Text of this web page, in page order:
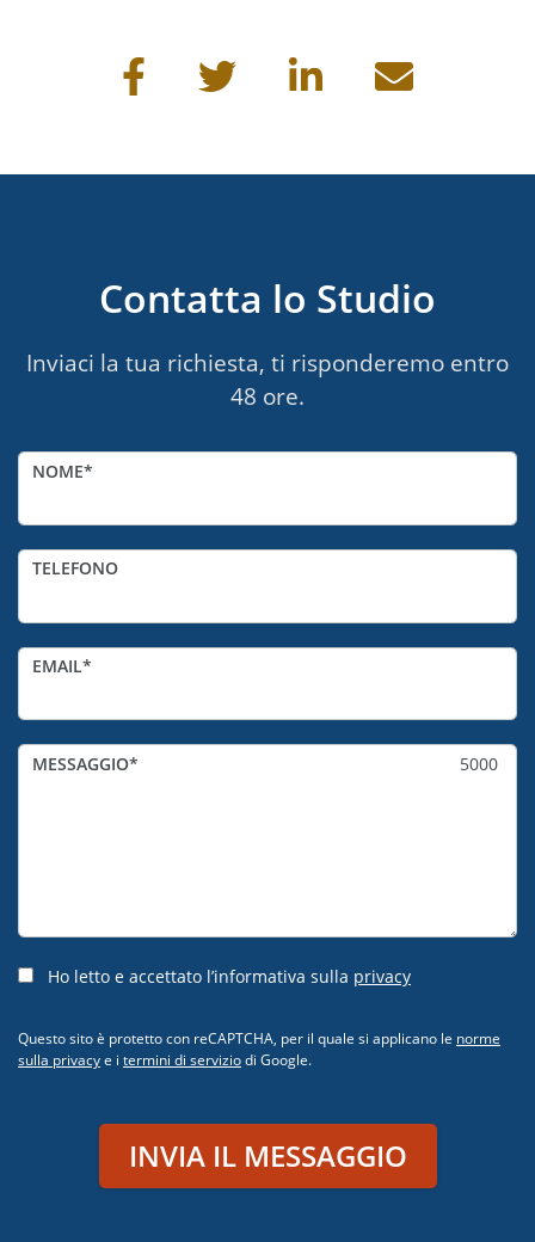
Condividi questa pagina
Contatta lo Studio
Inviaci la tua richiesta, ti risponderemo entro
48 ore.
NOME
TELEFONO
EMAIL
MESSAGGIO 5000
Ho letto e accettato l’informativa sulla privacy
Questo sito è protetto con reCAPTCHA, per il quale si applicano le norme
sulla privacye i termini di serviziodi Google.
INVIA IL MESSAGGIO